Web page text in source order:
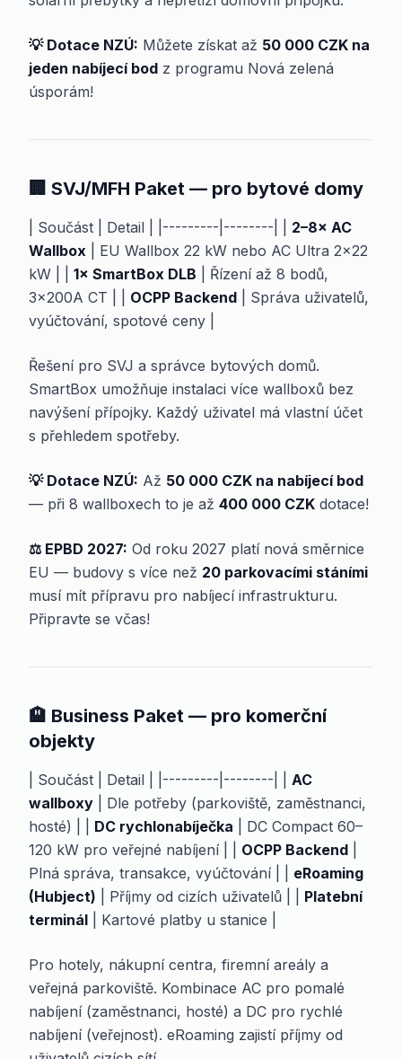
💡 Dotace NZÚ: Můžete získat až 50 000 CZK na
jeden nabíjecí bod z programu Nová zelená
úsporám!
🏢 SVJ/MFH Paket — pro bytové domy
| Součást | Detail | |---------|--------| | 2–8× AC
Wallbox | EU Wallbox 22 kW nebo AC Ultra 2×22
kW | | 1× SmartBox DLB | Řízení až 8 bodů,
3×200A CT | | OCPP Backend | Správa uživatelů,
vyúčtování, spotové ceny |
Řešení pro SVJ a správce bytových domů.
SmartBox umožňuje instalaci více wallboxů bez
navýšení přípojky. Každý uživatel má vlastní účet
s přehledem spotřeby.
💡 Dotace NZÚ: Až 50 000 CZK na nabíjecí bod
— při 8 wallboxech to je až 400 000 CZK dotace!
⚖️ EPBD 2027: Od roku 2027 platí nová směrnice
EU — budovy s více než 20 parkovacími stáními
musí mít přípravu pro nabíjecí infrastrukturu.
Připravte se včas!
🏨 Business Paket — pro komerční
objekty
| Součást | Detail | |---------|--------| | AC
wallboxy | Dle potřeby (parkoviště, zaměstnanci,
hosté) | | DC rychlonabíječka | DC Compact 60–
120 kW pro veřejné nabíjení | | OCPP Backend
Plná správa, transakce, vyúčtování | | eRoaming
(Hubject) | Příjmy od cizích uživatelů | | Platební
terminál | Kartové platby u stanice |
Pro hotely, nákupní centra, firemní areály a
veřejná parkoviště. Kombinace AC pro pomalé
nabíjení (zaměstnanci, hosté) a DC pro rychlé
nabíjení (veřejnost). eRoaming zajistí příjmy od